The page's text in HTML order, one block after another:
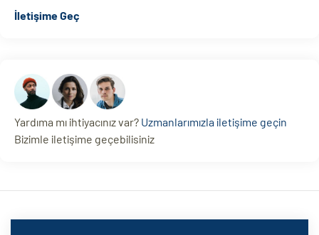
İletişime Geç
Yardıma mı ihtiyacınız var? Uzmanlarımızla iletişime geçin
Bizimle iletişime geçebilisiniz